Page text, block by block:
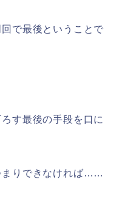
で最後ということで
す最後の手段を口に
まりできなければ……